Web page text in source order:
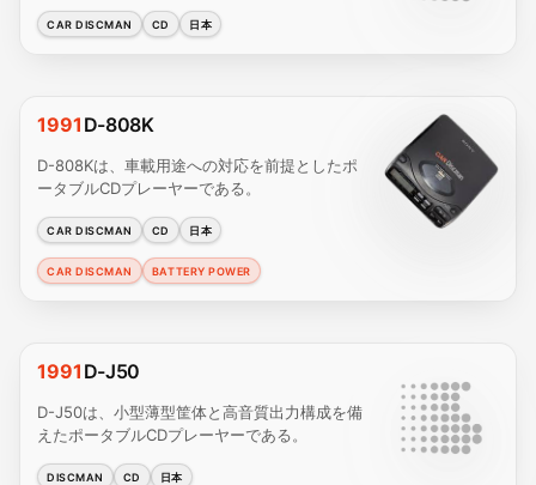
CAR DISCMAN CD 日本
1991 D-808K
D-808Kは、車載用途への対応を前提としたポ
ータブルCDプレーヤーである。
CAR DISCMAN CD 日本
CAR DISCMAN BATTERY POWER
1991 D-J50
D-J50は、小型薄型筐体と高音質出力構成を備
えたポータブルCDプレーヤーである。
DISCMAN CD 日本